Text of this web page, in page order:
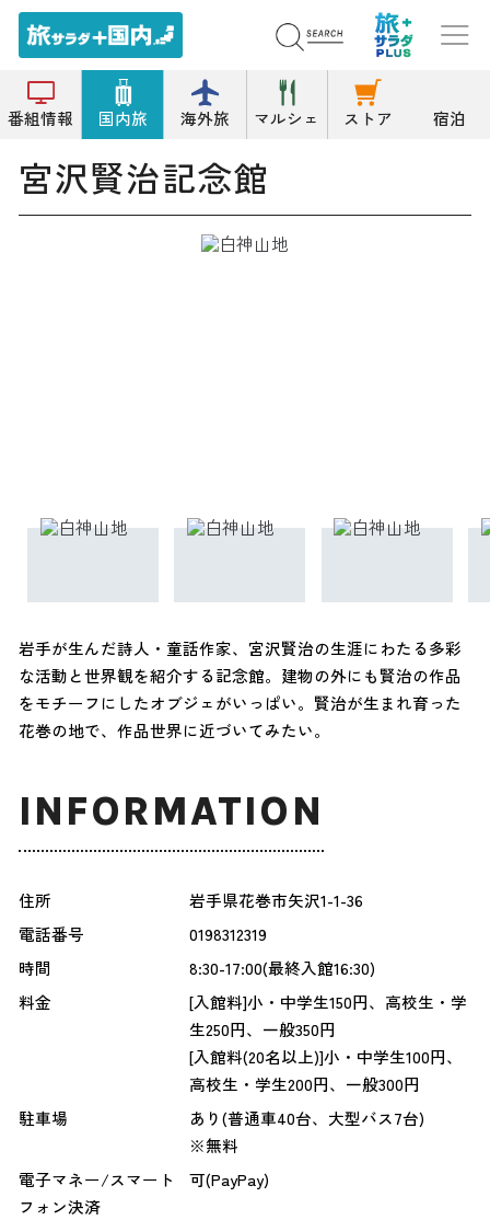
番組情報 国内旅 海外旅 マルシェ ストア 宿泊
トップ 記念館 宮沢賢治記念館
宮沢賢治記念館
岩手が生んだ詩人・童話作家、宮沢賢治の生涯にわたる多彩
な活動と世界観を紹介する記念館。建物の外にも賢治の作品
をモチーフにしたオブジェがいっぱい。賢治が生まれ育った
花巻の地で、作品世界に近づいてみたい。
INFORMATION
住所
岩手県花巻市矢沢1-1-36
電話番号
0198312319
時間
8:30-17:00(最終入館16:30)
料金
[入館料]小・中学生150円、高校生・学
生250円、一般350円
[入館料(20名以上)]小・中学生100円、
高校生・学生200円、一般300円
駐車場
あり(普通車40台、大型バス7台)
※無料
電子マネー/スマート
フォン決済
可(PayPay)